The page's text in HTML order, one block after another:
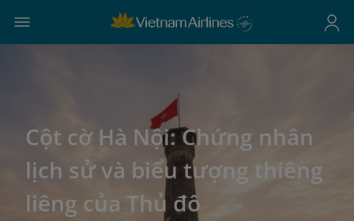
Cột cờ Hà Nội: Chứng nhân
lịch sử và biểu tượng thiêng
liêng của Thủ đô